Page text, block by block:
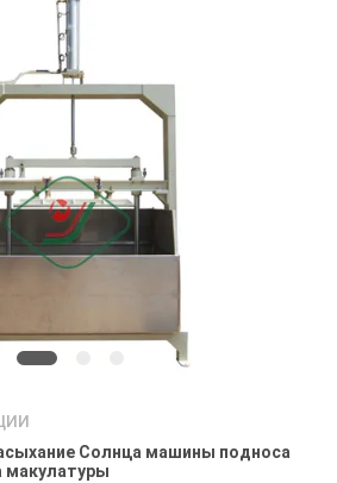
Солнца машины подноса
макулатуры